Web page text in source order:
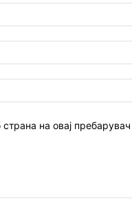
на овај пребарувач